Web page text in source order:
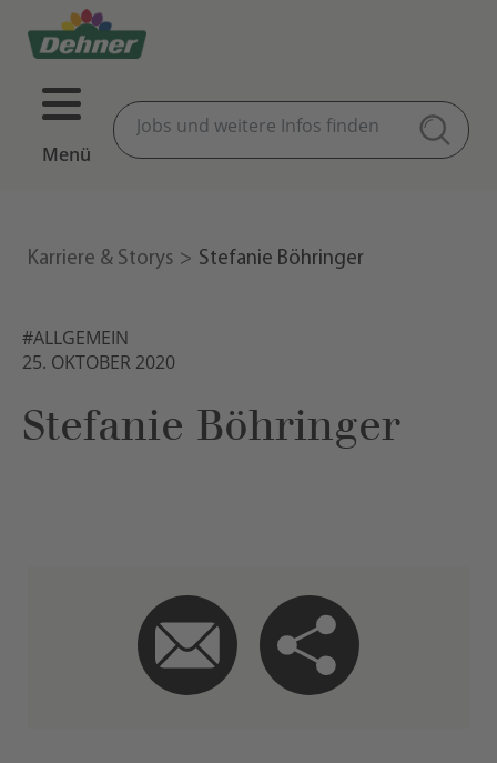
Menü
Karriere & Storys Stefanie Böhringer
#ALLGEMEIN
25. OKTOBER 2020
Stefanie Böhringer